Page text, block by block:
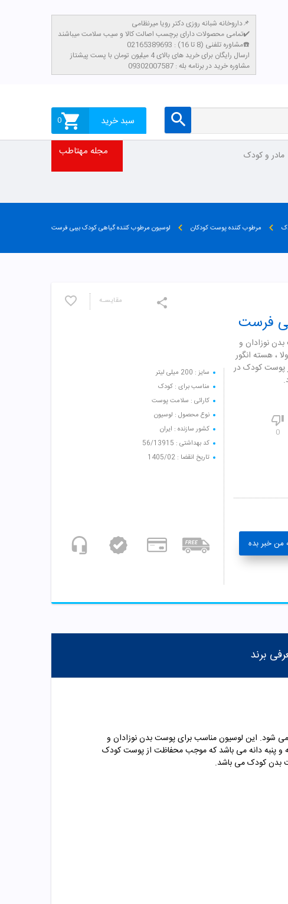
داروخانه شبانه روزی دکتر رویا میرنظامی📌
تمامی محصولات دارای برچسب اصالت کالا و سیب سلامت میباشند✔️
مشاوره تلفنی (8 تا 16) : 02165389693☎️
​ارسال رایگان برای خرید های بالای 4 میلیون تومان با پست پیشتاز
مشاوره خرید در برنامه بله : 09302007587
سبد خرید 0
مادر و کودک مجله مهتاطب
مرطوب کننده پوست کودکان لوسیون مرطوب کننده گیاهی کودک بیبی فرست
مقایسـه
سایز : 200 میلی لیتر
مناسب برای : کودک
کارائی : سلامت پوست
نوع محصول : لوسیون
کشور سازنده : ایران
کد بهداشتی : 56/13915
تاریخ انقضا : 1405/02
فرست
نوزادان و
، هسته انگور
پوست کودک در
0
من خبر بده
برند
مناسب برای پوست بدن نوزادان و
و پنبه دانه می باشد که موجب محفاظت از پوست کودک
بدن کودک می باشد.